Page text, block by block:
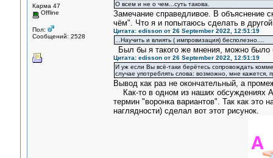
Карма 47
Offline
Пол:
Сообщений: 2528
О всем и не о чем...суть такова.
Замечание справедливое. В объяснение
чём". Что я и попытаюсь сделать в
Цитата: edisson от 26 September 2022, 12:51:19
...Научить и влиять ( импровизация) бесполезно....
Был бы я такого же мнения, можно было
Цитата: edisson от 26 September 2022, 12:51:19
И уж если Вы всё-таки берётесь сопровождать
случае употреблять слова: возможно, мне кажется,
Вывод как раз не окончательный, а
Как-то в одном из наших обсуждениях
термин "воронка вариантов". Так как это
наглядности) сделал вот этот рисунок.